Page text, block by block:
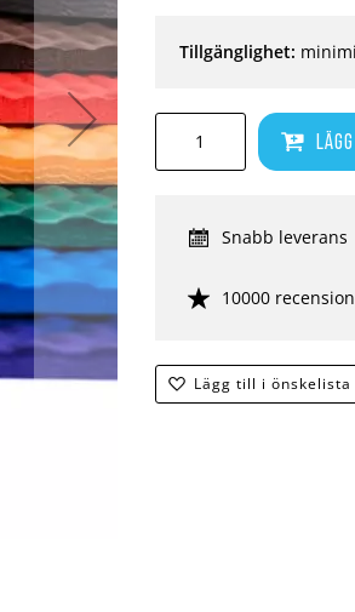
Lägg till i önskelista
Tillgänglighet:
Snabb leverans
10000